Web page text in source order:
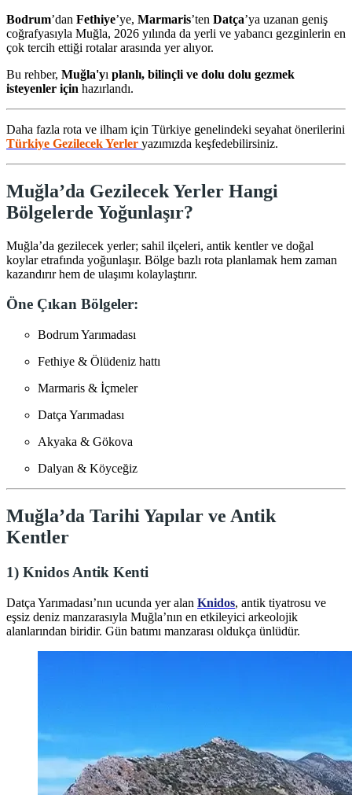
Bodrum’dan Fethiye’ye, Marmaris’ten Datça’ya uzanan geniş
coğrafyasıyla Muğla, 2026 yılında da yerli ve yabancı gezginlerin en
çok tercih ettiği rotalar arasında yer alıyor.
Bu rehber, Muğla'yı planlı, bilinçli ve dolu dolu gezmek
isteyenler için hazırlandı.
Daha fazla rota ve ilham için Türkiye genelindeki seyahat önerilerini
Türkiye Gezilecek Yerler yazımızda keşfedebilirsiniz.
Muğla’da Gezilecek Yerler Hangi
Bölgelerde Yoğunlaşır?
Muğla’da gezilecek yerler; sahil ilçeleri, antik kentler ve doğal
koylar etrafında yoğunlaşır. Bölge bazlı rota planlamak hem zaman
kazandırır hem de ulaşımı kolaylaştırır.
Öne Çıkan Bölgeler:
Bodrum Yarımadası
Fethiye & Ölüdeniz hattı
Marmaris & İçmeler
Datça Yarımadası
Akyaka & Gökova
Dalyan & Köyceğiz
Muğla’da Tarihi Yapılar ve Antik
Kentler
1) Knidos Antik Kenti
Datça Yarımadası’nın ucunda yer alan Knidos, antik tiyatrosu ve
eşsiz deniz manzarasıyla Muğla’nın en etkileyici arkeolojik
alanlarından biridir. Gün batımı manzarası oldukça ünlüdür.